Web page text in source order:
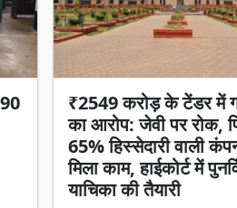
₹2549 करोड़ के टेंडर में
का आरोप: जेवी पर रोक,
65% हिस्सेदारी वाली
मिला काम, हाईकोर्ट में
याचिका की तैयारी